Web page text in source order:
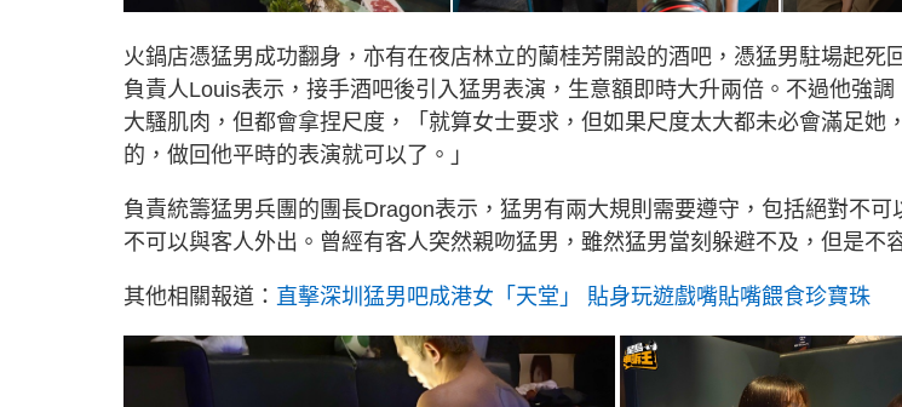
火鍋店憑猛男成功翻身，亦有在夜店林立的蘭桂芳開設的酒吧，憑猛男駐場起死
負責人Louis表示，接手酒吧後引入猛男表演，生意額即時大升兩倍。不過他強
大騷肌肉，但都會拿捏尺度，「就算女士要求，但如果尺度太大都未必會滿足她
的，做回他平時的表演就可以了。」
負責統籌猛男兵團的團長Dragon表示，猛男有兩大規則需要遵守，包括絕對不可
不可以與客人外出。曾經有客人突然親吻猛男，雖然猛男當刻躲避不及，但是不
其他相關報道： 直擊深圳猛男吧成港女「天堂」 貼身玩遊戲嘴貼嘴餵食珍寶珠